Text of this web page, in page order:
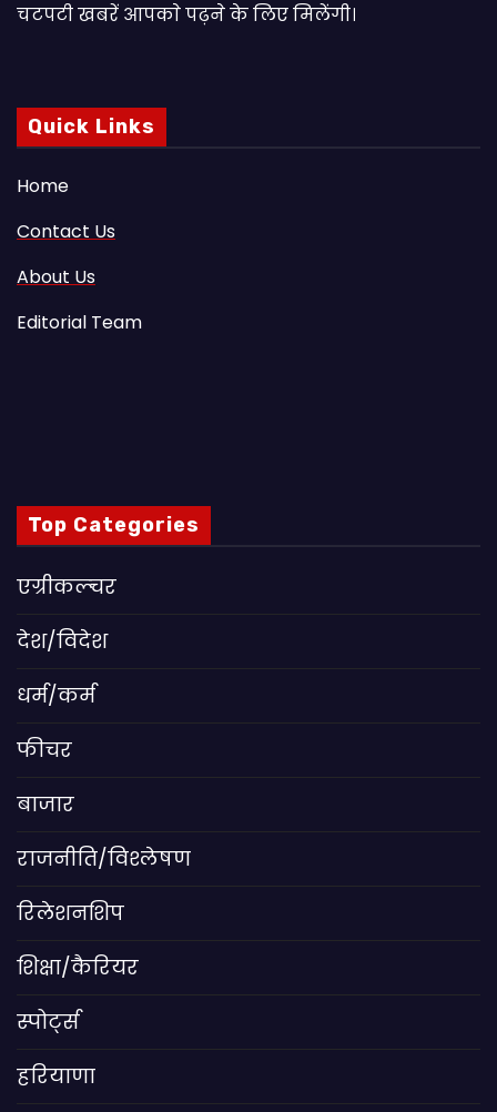
चटपटी खबरें आपकाे पढ़ने के लिए मिलेंगी।
Quick Links
Home
Contact Us
About Us
Editorial Team
Top Categories
एग्रीकल्चर
देश/विदेश
धर्म/कर्म
फीचर
बाजार
राजनीति/विश्लेषण
रिलेशनशिप
शिक्षा/कैरियर
स्पोर्ट्स
हरियाणा